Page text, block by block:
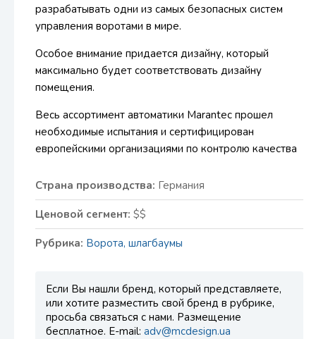
разрабатывать одни из самых безопасных систем
управления воротами в мире.
Особое внимание придается дизайну, который
максимально будет соответствовать дизайну
помещения.
Весь ассортимент автоматики Marantec прошел
необходимые испытания и сертифицирован
европейскими организациями по контролю качества
Страна производства: Германия
Ценовой сегмент: $$
Рубрика: Ворота, шлагбаумы
Если Вы нашли бренд, который представляете,
или хотите разместить свой бренд в рубрике,
просьба связаться с нами. Размещение
бесплатное. E-mail: adv@mcdesign.ua